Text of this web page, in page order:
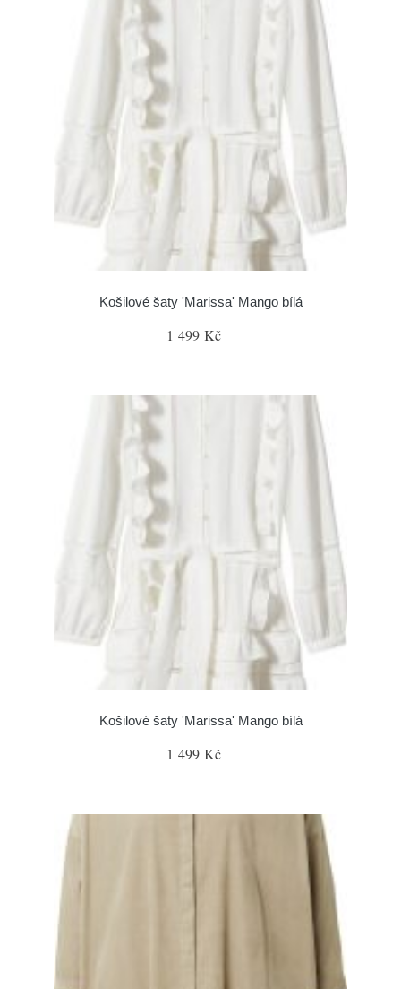
Košilové šaty 'Marissa' Mango bílá
1 499 Kč
Košilové šaty 'Marissa' Mango bílá
1 499 Kč